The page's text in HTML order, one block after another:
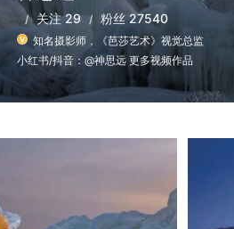
关注 29 粉丝 27540
知名摄影师，《芭莎艺术》视觉总监
小红书/抖音：@神思远 更多视频作品